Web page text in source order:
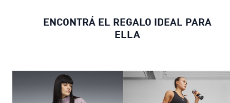
ENCONTRÁ EL REGALO IDEAL PARA
ELLA